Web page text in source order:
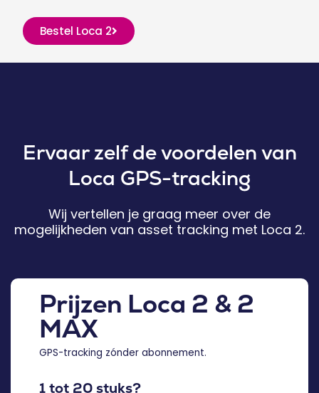
Bestel Loca 2
Ervaar zelf de voordelen van
Loca GPS-tracking
Wij vertellen je graag meer over de
mogelijkheden van asset tracking met Loca 2.
Prijzen Loca 2 & 2
MAX
GPS-tracking zónder abonnement.
1 tot 20 stuks?